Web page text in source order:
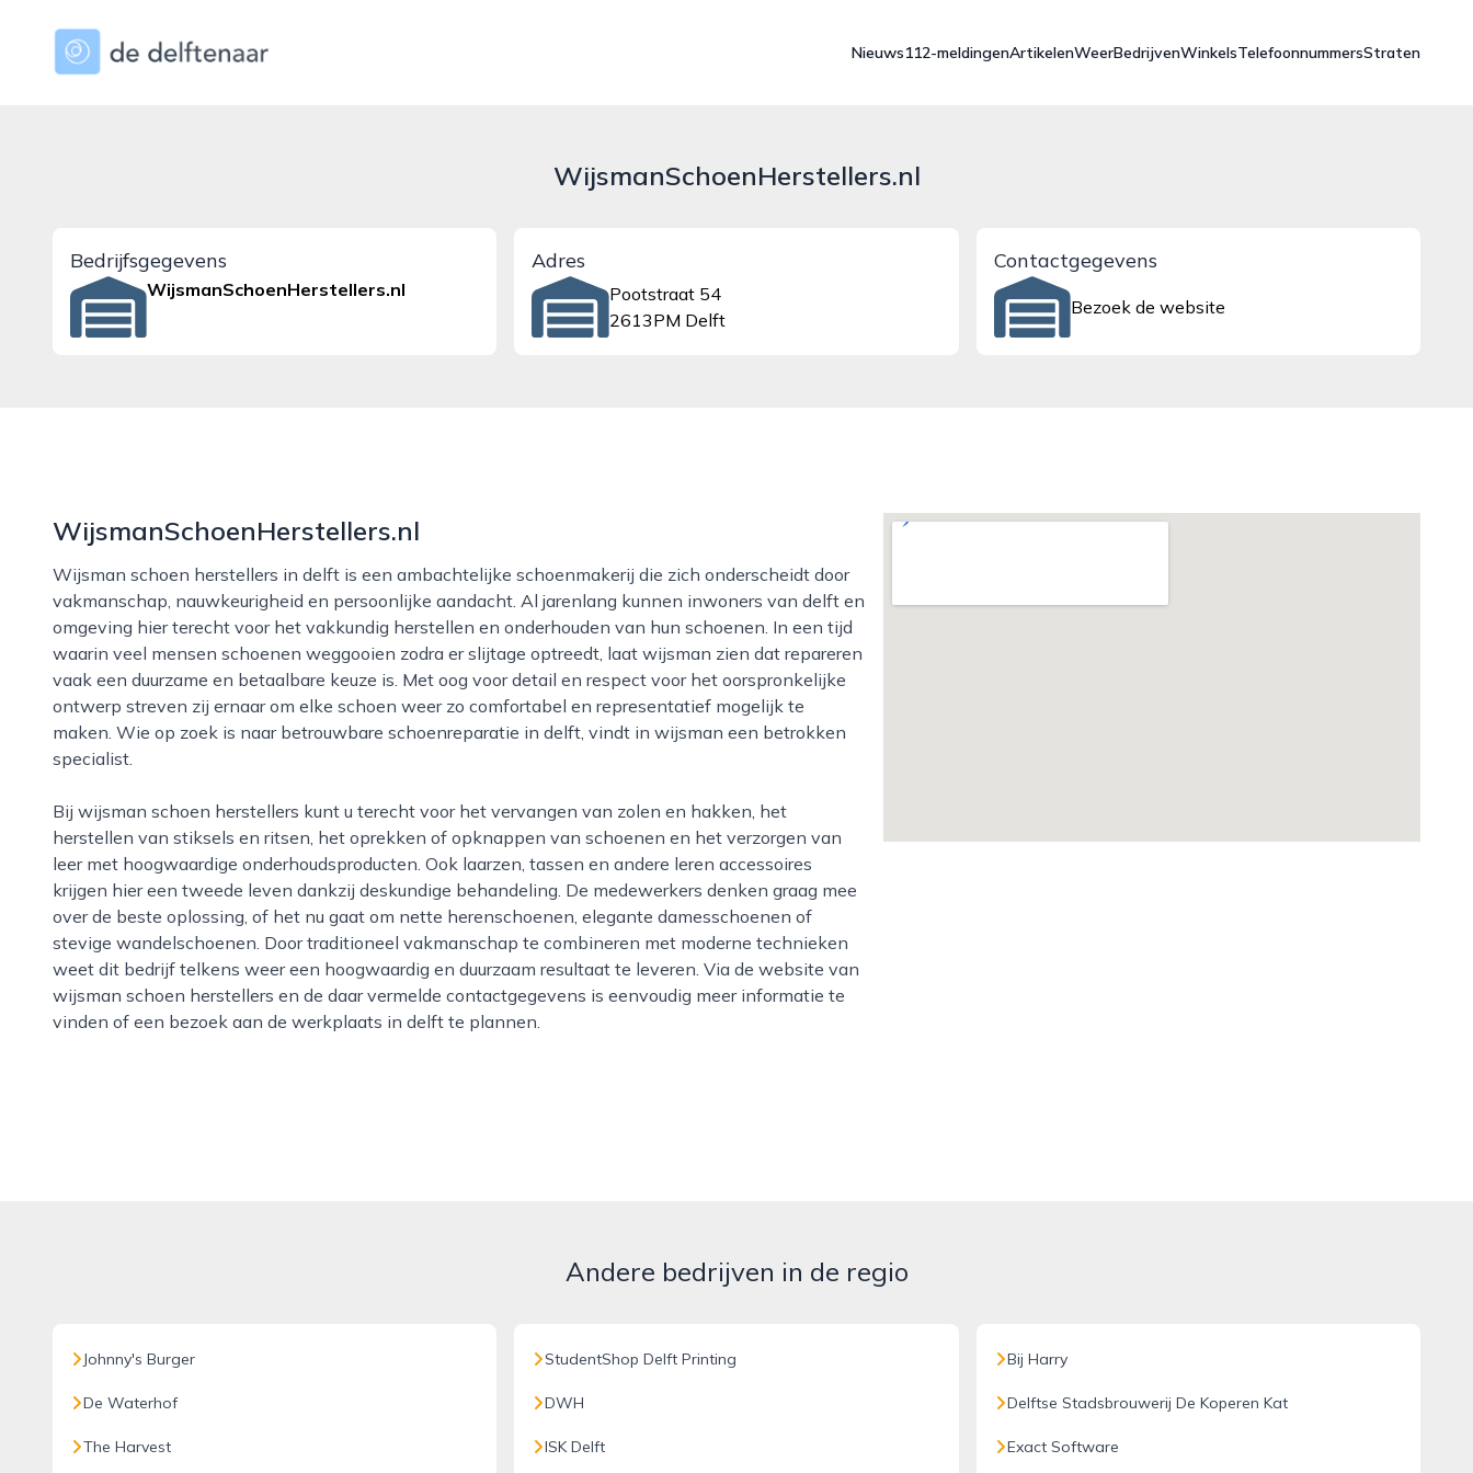
dedelftenaar.nl
Nieuws112-meldingenArtikelenWeerBedrijvenWinkelsTelefoonnummersStraten
WijsmanSchoenHerstellers.nl
Bedrijfsgegevens
WijsmanSchoenHerstellers.nl
Adres
Pootstraat 54
2613PM Delft
Contactgegevens
Bezoek de website
WijsmanSchoenHerstellers.nl
Wijsman schoen herstellers in delft is een ambachtelijke schoenmakerij die zich onderscheidt door
vakmanschap, nauwkeurigheid en persoonlijke aandacht. Al jarenlang kunnen inwoners van delft en
omgeving hier terecht voor het vakkundig herstellen en onderhouden van hun schoenen. In een tijd
waarin veel mensen schoenen weggooien zodra er slijtage optreedt, laat wijsman zien dat repareren
vaak een duurzame en betaalbare keuze is. Met oog voor detail en respect voor het oorspronkelijke
ontwerp streven zij ernaar om elke schoen weer zo comfortabel en representatief mogelijk te
maken. Wie op zoek is naar betrouwbare schoenreparatie in delft, vindt in wijsman een betrokken
specialist.
Bij wijsman schoen herstellers kunt u terecht voor het vervangen van zolen en hakken, het
herstellen van stiksels en ritsen, het oprekken of opknappen van schoenen en het verzorgen van
leer met hoogwaardige onderhoudsproducten. Ook laarzen, tassen en andere leren accessoires
krijgen hier een tweede leven dankzij deskundige behandeling. De medewerkers denken graag mee
over de beste oplossing, of het nu gaat om nette herenschoenen, elegante damesschoenen of
stevige wandelschoenen. Door traditioneel vakmanschap te combineren met moderne technieken
weet dit bedrijf telkens weer een hoogwaardig en duurzaam resultaat te leveren. Via de website van
wijsman schoen herstellers en de daar vermelde contactgegevens is eenvoudig meer informatie te
vinden of een bezoek aan de werkplaats in delft te plannen.
Andere bedrijven in de regio
Johnny's Burger
De Waterhof
The Harvest
StudentShop Delft Printing
DWH
ISK Delft
Bij Harry
Delftse Stadsbrouwerij De Koperen Kat
Exact Software